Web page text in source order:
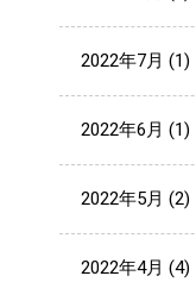
2022年7月 (1)
2022年6月 (1)
2022年5月 (2)
2022年4月 (4)